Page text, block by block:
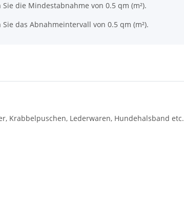
die Mindestabnahme von 0.5 qm (m²).
das Abnahmeintervall von 0.5 qm (m²).
Krabbelpuschen, Lederwaren, Hundehalsband etc.